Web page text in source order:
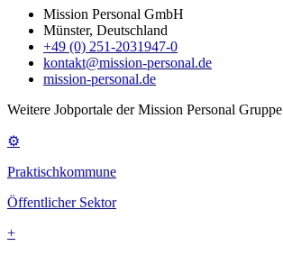
Mission Personal GmbH
Münster, Deutschland
+49 (0) 251-2031947-0
kontakt@mission-personal.de
mission-personal.de
Weitere Jobportale der Mission Personal Gruppe
⚙
Praktischkommune
Öffentlicher Sektor
+